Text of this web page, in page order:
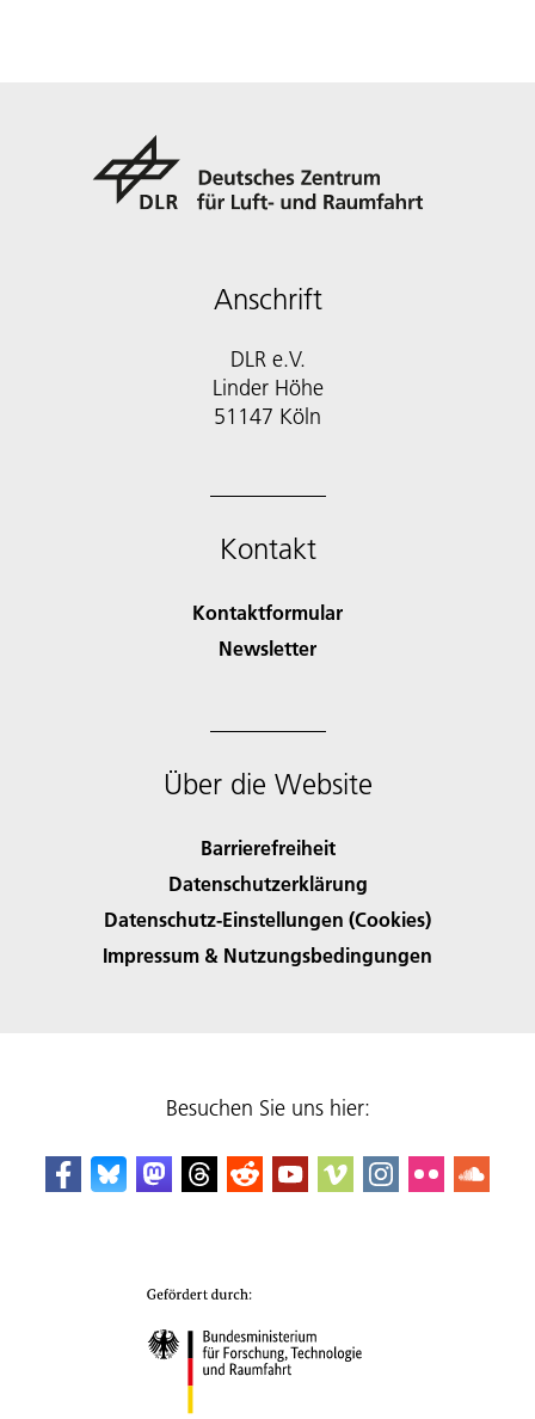
Anschrift
DLR e.V.
Linder Höhe
51147 Köln
Kontakt
Kontaktformular
Newsletter
Über die Website
Barrierefreiheit
Datenschutzerklärung
Datenschutz-Einstellungen (Cookies)
Impressum & Nutzungsbedingungen
Besuchen Sie uns hier: